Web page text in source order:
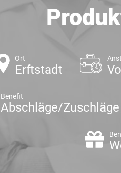
Ort
Erftstadt
Benefit
Abschläge/Zuschläge